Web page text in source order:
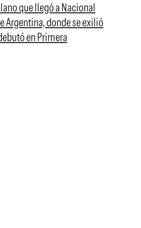
que llegó a Nacional
Argentina, donde se exilió
en Primera